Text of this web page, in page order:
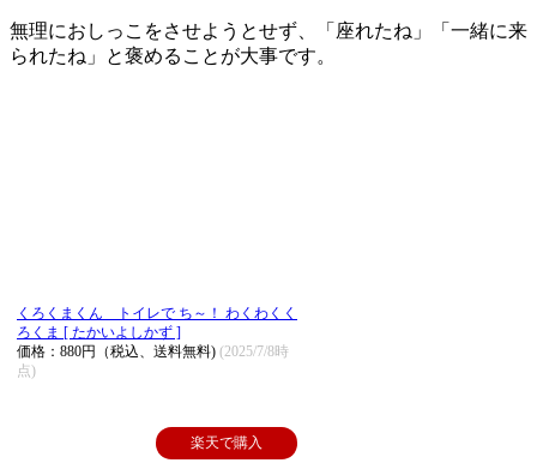
無理におしっこをさせようとせず、「座れたね」「一緒に来
られたね」と褒めることが大事です。
くろくまくん トイレで ち～！ わくわくく
ろくま [ たかいよしかず ]
価格：880円（税込、送料無料) (2025/7/8時
点)
楽天で購入